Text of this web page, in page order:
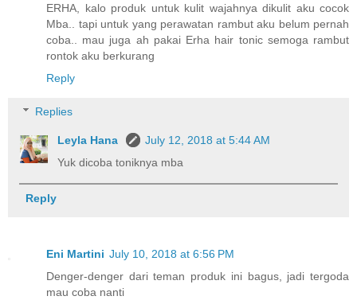
ERHA, kalo produk untuk kulit wajahnya dikulit aku cocok
Mba.. tapi untuk yang perawatan rambut aku belum pernah
coba.. mau juga ah pakai Erha hair tonic semoga rambut
rontok aku berkurang
Reply
Replies
Leyla Hana
July 12, 2018 at 5:44 AM
Yuk dicoba toniknya mba
Reply
Eni Martini July 10, 2018 at 6:56 PM
Denger-denger dari teman produk ini bagus, jadi tergoda
mau coba nanti